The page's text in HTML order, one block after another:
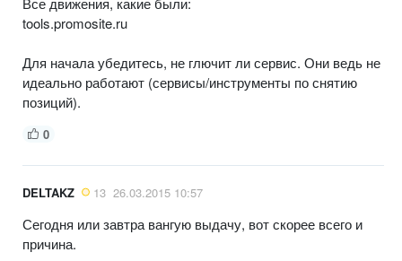
tools.promosite.ru
Для начала убедитесь, не глючит ли сервис. Они ведь не
идеально работают (сервисы/инструменты по снятию
позиций).
0
DELTAKZ 13 26.03.2015 10:57
Сегодня или завтра вангую выдачу, вот скорее всего и
причина.